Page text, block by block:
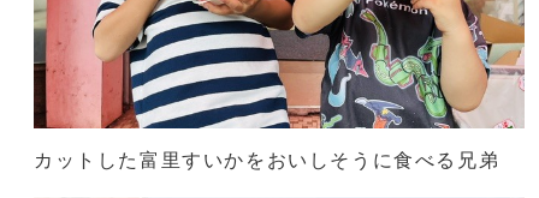
カットした富里すいかをおいしそうに食べる兄弟